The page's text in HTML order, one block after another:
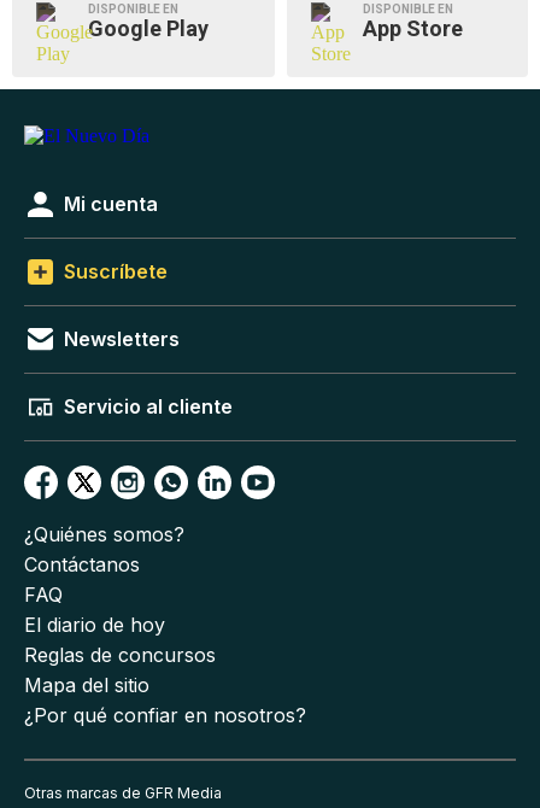
DISPONIBLE EN
Google Play
DISPONIBLE EN
App Store
Mi cuenta
Suscríbete
Newsletters
Servicio al cliente
¿Quiénes somos?
Contáctanos
FAQ
El diario de hoy
Reglas de concursos
Mapa del sitio
¿Por qué confiar en nosotros?
Otras marcas de GFR Media